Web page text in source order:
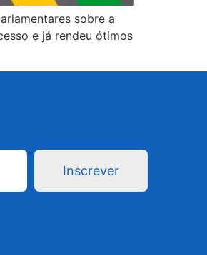
sobre a
e já rendeu ótimos
Inscrever